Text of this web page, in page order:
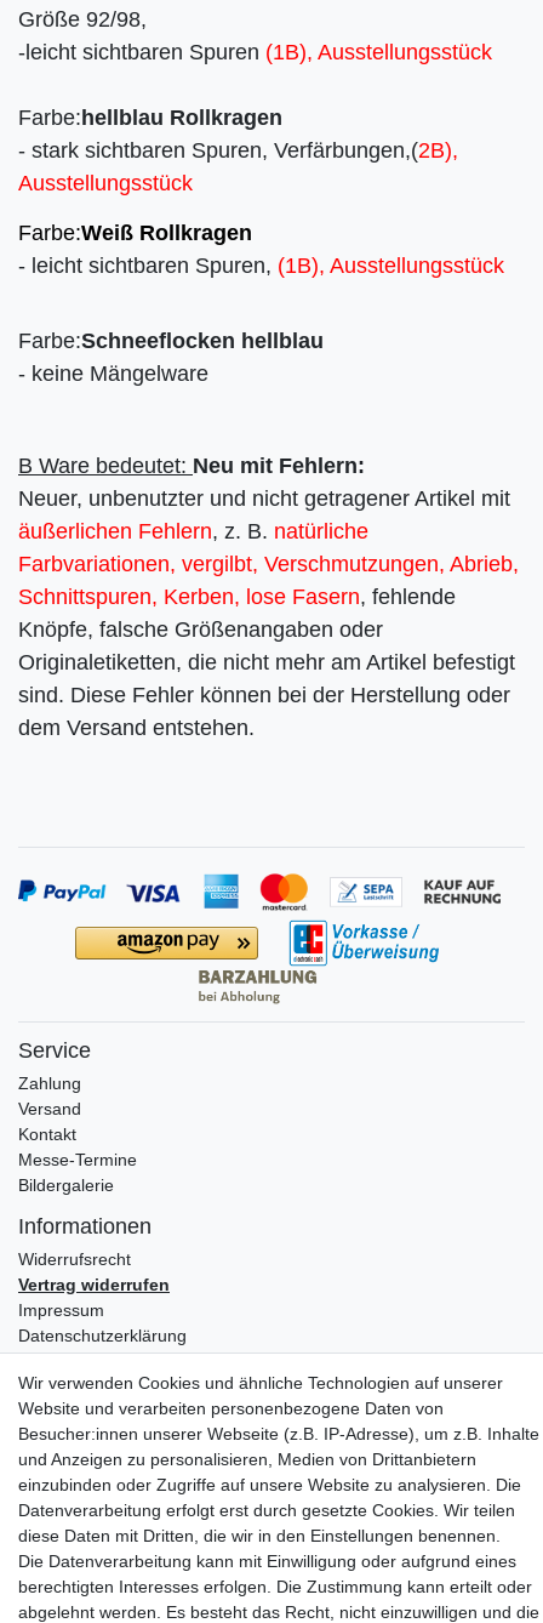
Größe 92/98,
-leicht sichtbaren Spuren (1B), Ausstellungsstück
Farbe:hellblau Rollkragen
- stark sichtbaren Spuren, Verfärbungen,(2B),
Ausstellungsstück
Farbe:Weiß Rollkragen
- leicht sichtbaren Spuren, (1B), Ausstellungsstück
Farbe:Schneeflocken hellblau
- keine Mängelware
B Ware bedeutet: Neu mit Fehlern:
Neuer, unbenutzter und nicht getragener Artikel mit
äußerlichen Fehlern, z. B. natürliche
Farbvariationen, vergilbt, Verschmutzungen, Abrieb,
Schnittspuren, Kerben, lose Fasern, fehlende
Knöpfe, falsche Größenangaben oder
Originaletiketten, die nicht mehr am Artikel befestigt
sind. Diese Fehler können bei der Herstellung oder
dem Versand entstehen.
Service
Zahlung
Versand
Kontakt
Messe-Termine
Bildergalerie
Informationen
Widerrufs­recht
Vertrag widerrufen
Impressum
Daten­schutz­erklärung
Partners
Social Media
Wir verwenden Cookies und ähnliche Technologien auf unserer
Website und verarbeiten personenbezogene Daten von
Besucher:innen unserer Webseite (z.B. IP-Adresse), um z.B. Inhalte
und Anzeigen zu personalisieren, Medien von Drittanbietern
einzubinden oder Zugriffe auf unsere Website zu analysieren. Die
Datenverarbeitung erfolgt erst durch gesetzte Cookies. Wir teilen
diese Daten mit Dritten, die wir in den Einstellungen benennen.
Die Datenverarbeitung kann mit Einwilligung oder aufgrund eines
berechtigten Interesses erfolgen. Die Zustimmung kann erteilt oder
abgelehnt werden. Es besteht das Recht, nicht einzuwilligen und die